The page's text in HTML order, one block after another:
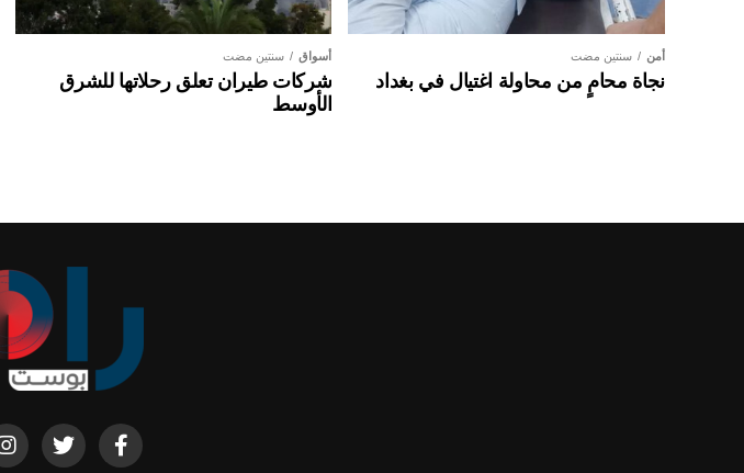
أمن سنتين مضت
نجاة محامٍ من محاولة اغتيال في بغداد
أسواق سنتين مضت
شركات طيران تعلق رحلاتها للشرق
الأوسط